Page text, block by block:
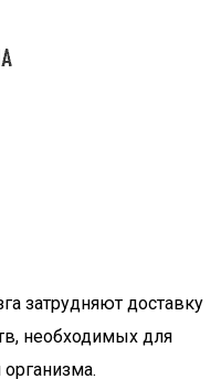
затрудняют доставку
необходимых для